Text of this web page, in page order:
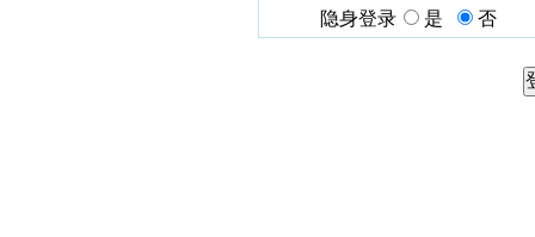
隐身登录
是 否